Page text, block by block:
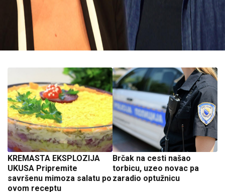
KREMASTA EKSPLOZIJA
UKUSA Pripremite
savršenu mimoza salatu po
ovom receptu
Brčak na cesti našao
torbicu, uzeo novac pa
zaradio optužnicu